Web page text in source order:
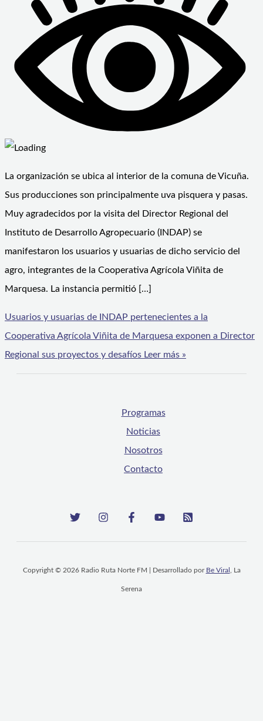
La organización se ubica al interior de la comuna de Vicuña.
Sus producciones son principalmente uva pisquera y pasas.
Muy agradecidos por la visita del Director Regional del
Instituto de Desarrollo Agropecuario (INDAP) se
manifestaron los usuarios y usuarias de dicho servicio del
agro, integrantes de la Cooperativa Agrícola Viñita de
Marquesa. La instancia permitió […]
Usuarios y usuarias de INDAP pertenecientes a la
Cooperativa Agrícola Viñita de Marquesa exponen a Director
Regional sus proyectos y desafíos Leer más »
Programas
Noticias
Nosotros
Contacto
Copyright © 2026 Radio Ruta Norte FM | Desarrollado por Be Viral , La
Serena